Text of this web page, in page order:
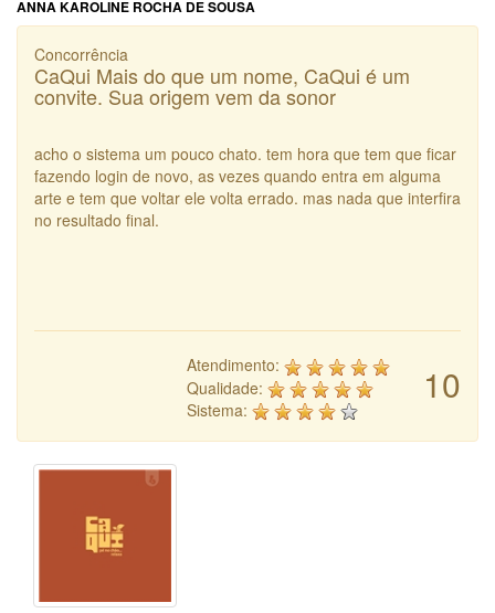
ANNA KAROLINE ROCHA DE SOUSA
Concorrência
CaQui Mais do que um nome, CaQui é um
convite. Sua origem vem da sonor
acho o sistema um pouco chato. tem hora que tem que ficar
fazendo login de novo, as vezes quando entra em alguma
arte e tem que voltar ele volta errado. mas nada que interfira
no resultado final.
10
Atendimento:
Qualidade:
Sistema: